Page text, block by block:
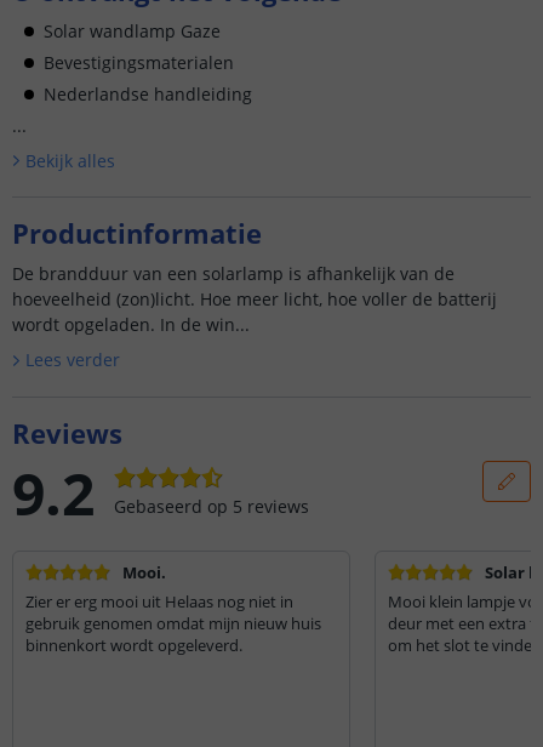
Solar wandlamp Gaze
Bevestigingsmaterialen
Nederlandse handleiding
...
Bekijk alles
Productinformatie
De brandduur van een solarlamp is afhankelijk van de
hoeveelheid (zon)licht. Hoe meer licht, hoe voller de batterij
wordt opgeladen. In de win...
Lees verder
Reviews
9.2 Gebaseerd op 5 reviews
Mooi.
Zier er erg mooi uit Helaas nog niet in
gebruik genomen omdat mijn nieuw huis
binnenkort wordt opgeleverd.
Solar
Mooi klein lampje
deur met een extra
om het slot te